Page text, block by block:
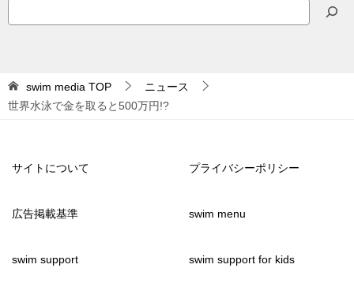
索
swim media TOP
ニュース
世界水泳で金を取ると500万円!?
サイトについて プライバシーポリシー
広告掲載基準 swim menu
swim support swim support for kids